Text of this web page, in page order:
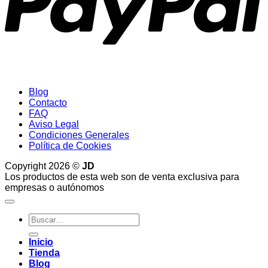
Blog
Contacto
FAQ
Aviso Legal
Condiciones Generales
Política de Cookies
Copyright 2026 © JD
Los productos de esta web son de venta exclusiva para
empresas o autónomos
Buscar
por:
Inicio
Tienda
Blog